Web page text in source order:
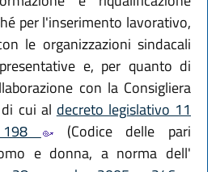
per l'inserimento lavorativo,
le organizzazioni sindacali
e, per quanto di
con la Consigliera
cui al decreto legislativo 11
(Codice delle pari
e donna, a norma dell'